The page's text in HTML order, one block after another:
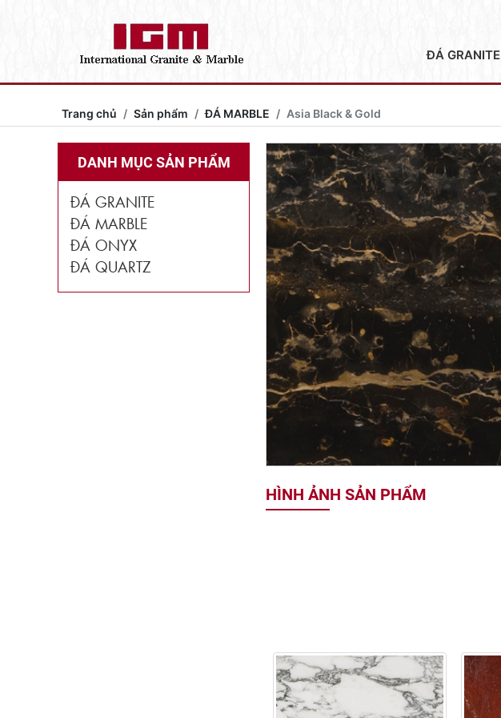
ĐÁ GRANITE
Trang chủ Sản phẩm ĐÁ MARBLE Asia Black & Gold
DANH MỤC SẢN PHẨM
ĐÁ GRANITE
ĐÁ MARBLE
ĐÁ ONYX
ĐÁ QUARTZ
HÌNH ẢNH SẢN PHẨM